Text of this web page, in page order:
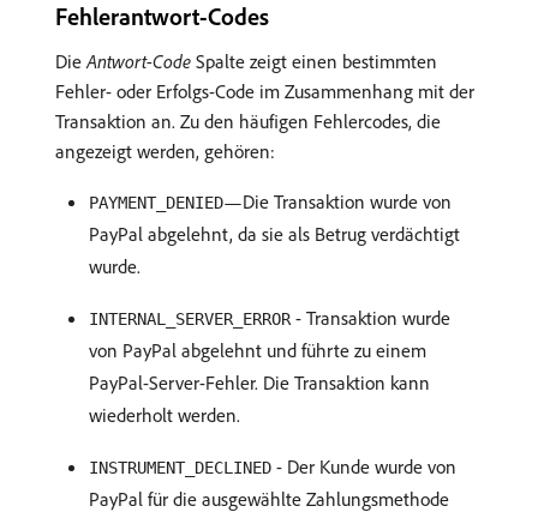
Fehlerantwort-Codes
DieAntwort-Code Spalte zeigt einen bestimmten
Fehler- oder Erfolgs-Code im Zusammenhang mit der
Transaktion an. Zu den häufigen Fehlercodes, die
angezeigt werden, gehören:
PAYMENT_DENIED—Die Transaktion wurde von
PayPal abgelehnt, da sie als Betrug verdächtigt
wurde.
INTERNAL_SERVER_ERROR- Transaktion wurde
von PayPal abgelehnt und führte zu einem
PayPal-Server-Fehler. Die Transaktion kann
wiederholt werden.
INSTRUMENT_DECLINED - Der Kunde wurde von
PayPal für die ausgewählte Zahlungsmethode